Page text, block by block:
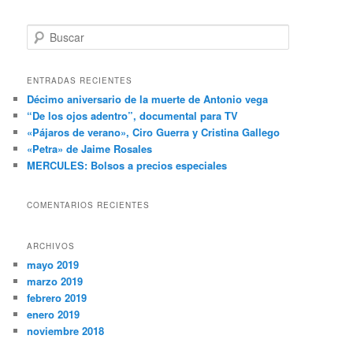
u
c
r
ENTRADAS RECIENTES
Décimo aniversario de la muerte de Antonio vega
“De los ojos adentro”, documental para TV
«Pájaros de verano», Ciro Guerra y Cristina Gallego
«Petra» de Jaime Rosales
MERCULES: Bolsos a precios especiales
COMENTARIOS RECIENTES
ARCHIVOS
mayo 2019
marzo 2019
febrero 2019
enero 2019
noviembre 2018